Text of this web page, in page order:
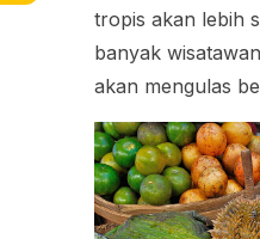
tropis akan lebih
banyak
akan mengulas